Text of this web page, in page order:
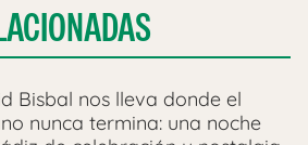
Bisbal nos lleva donde el
nunca termina: una noche